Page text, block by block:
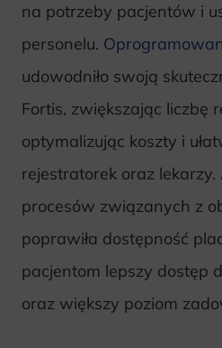
na potrzeby pacjentów i
personelu.
udowodniło swoją
Fortis, zwiększając liczbę
optymalizując koszty i
rejestratorek oraz
procesów związanych z
poprawiła dostępność
pacjentom lepszy dostęp
oraz większy poziom